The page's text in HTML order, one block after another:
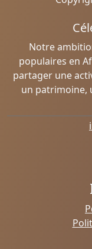
Notre
populaires en
partager une
un patrimoine,